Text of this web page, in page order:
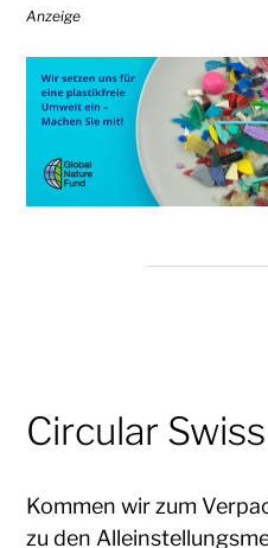
Anzeige
Circular
Kommen wir zum
zu den